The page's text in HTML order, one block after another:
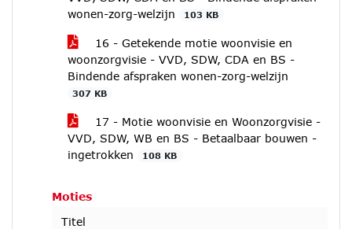
wonen-zorg-welzijn
103 KB
16 - Getekende motie woonvisie en
woonzorgvisie - VVD, SDW, CDA en BS -
Bindende afspraken wonen-zorg-welzijn
307 KB
17 - Motie woonvisie en Woonzorgvisie -
VVD, SDW, WB en BS - Betaalbaar bouwen -
ingetrokken
108 KB
Moties
Titel